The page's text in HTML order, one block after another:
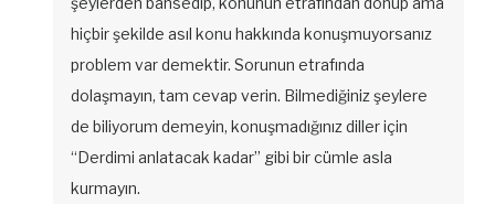
hiçbir şekilde asıl konu hakkında konuşmuyorsanız
problem var demektir. Sorunun etrafında
dolaşmayın, tam cevap verin. Bilmediğiniz şeylere
de biliyorum demeyin, konuşmadığınız diller için
“Derdimi anlatacak kadar” gibi bir cümle asla
kurmayın.